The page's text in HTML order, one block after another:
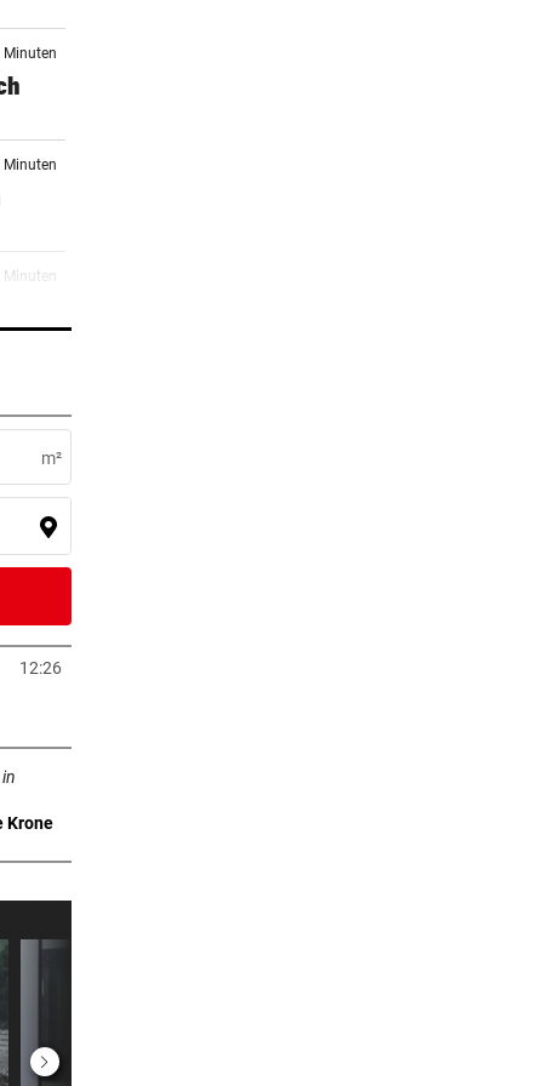
Minuten
Minuten
Minuten
Minuten
Tag
Stunde
Stunde
Stunde
m²
12:26
öffnen
Krone